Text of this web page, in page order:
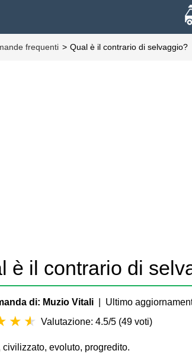
frequenti Qual è il contrario di selvaggio?
è il contrario di
di: Muzio Vitali | Ultimo
Valutazione: 4.5/5 (49 voti)
evoluto, progredito.